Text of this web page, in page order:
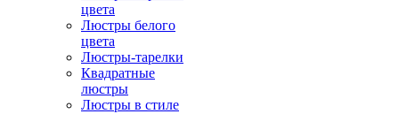
цвета
Люстры белого
цвета
Люстры-тарелки
Квадратные
люстры
Люстры в стиле